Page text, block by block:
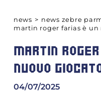
news > news zebre
martin roger farias è
MARTIN
NUOVO
04/07/2025